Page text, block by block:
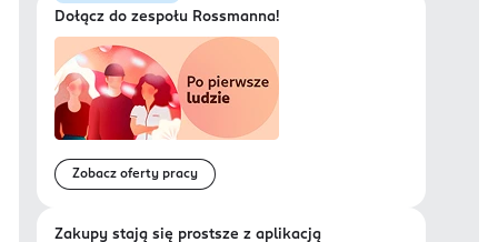
Dołącz do zespołu Rossmanna!
Zobacz oferty pracy
Zakupy stają się prostsze z aplikacją